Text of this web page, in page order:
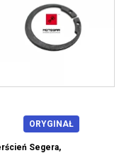
ORYGINAŁ
Segera,